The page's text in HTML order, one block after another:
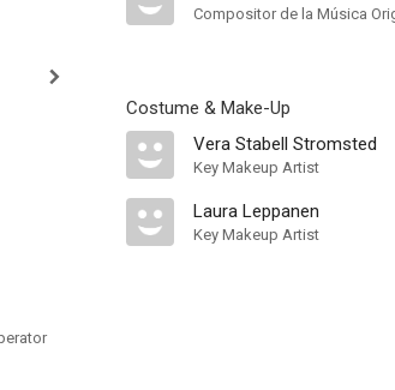
Compositor de la Música
Costume & Make-Up
Vera Stabell Stromsted
Key Makeup Artist
Laura Leppanen
Key Makeup Artist